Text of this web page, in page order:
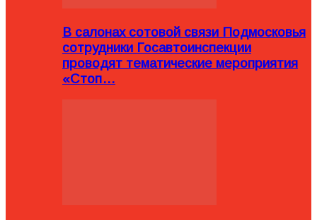
В салонах сотовой связи Подмосковья
сотрудники Госавтоинспекции
проводят тематические мероприятия
«Стоп…